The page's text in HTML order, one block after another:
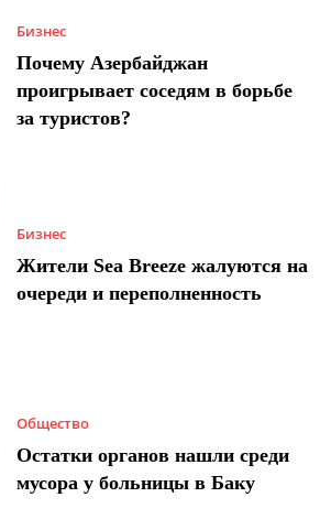
Бизнес
Почему Азербайджан
проигрывает соседям в борьбе
за туристов?
Бизнес
Жители Sea Breeze жалуются на
очереди и переполненность
Общество
Остатки органов нашли среди
мусора у больницы в Баку